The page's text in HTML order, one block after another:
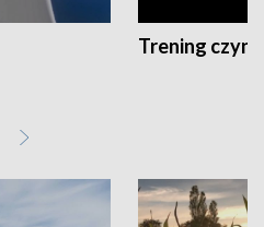
Trening czyni